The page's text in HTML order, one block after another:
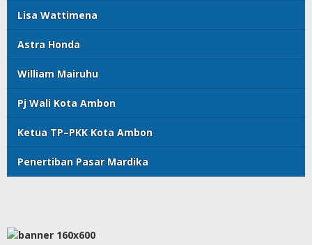
Lisa Wattimena
Astra Honda
William Mairuhu
Pj Wali Kota Ambon
Ketua TP–PKK Kota Ambon
Penertiban Pasar Mardika